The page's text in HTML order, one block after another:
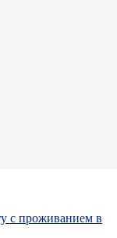
с проживанием в